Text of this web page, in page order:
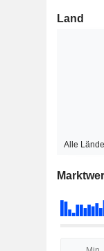
Land
Alle